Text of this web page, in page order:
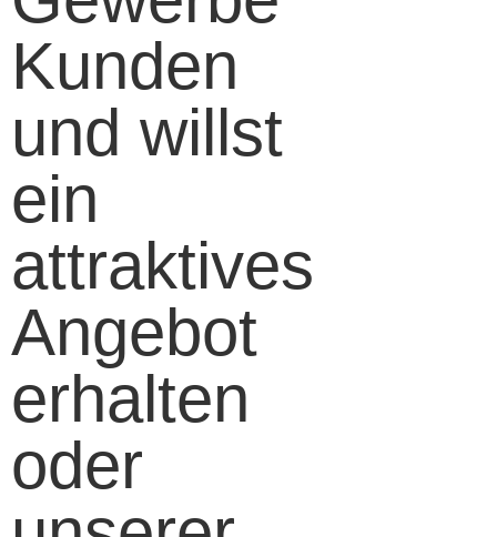
Kunden
und willst
ein
attraktives
Angebot
erhalten
oder